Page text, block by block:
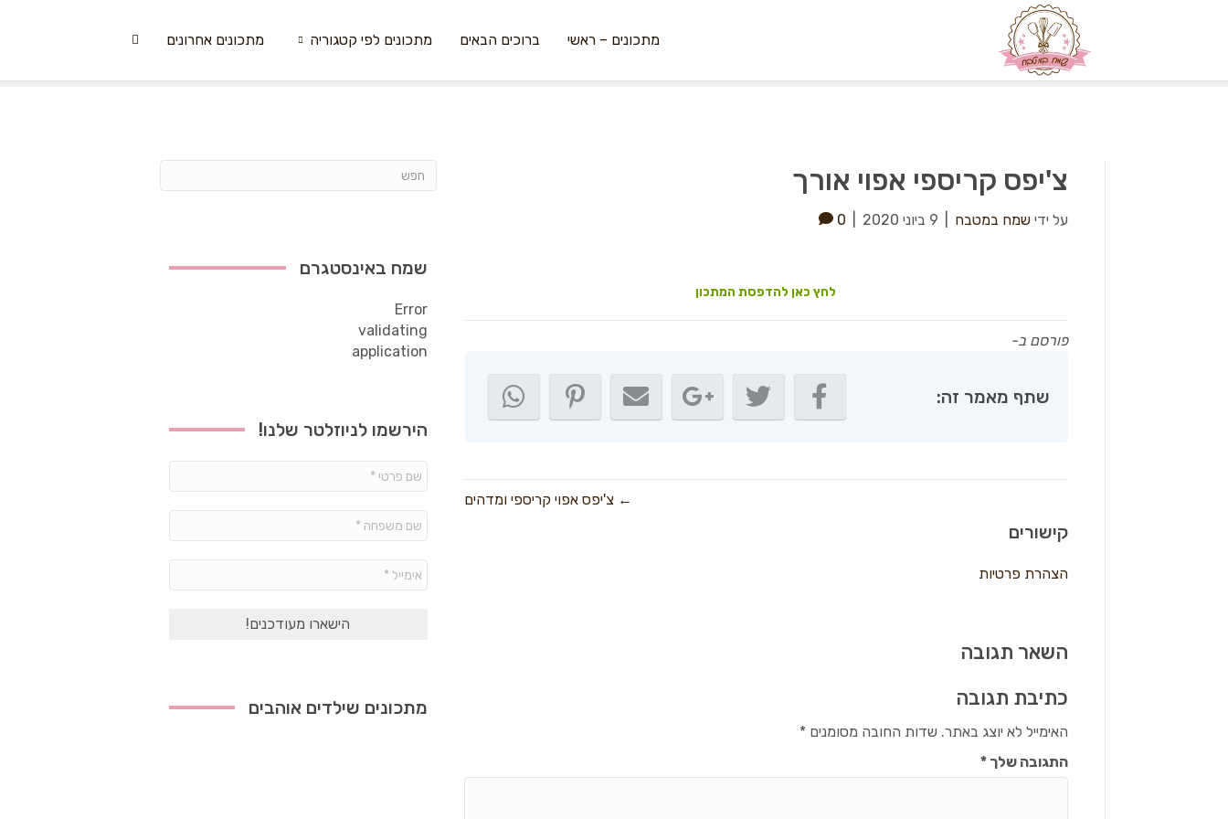
מתכונים – ראשי ברוכים הבאים מתכונים לפי קטגוריה מתכונים אחרונים
צ'יפס קריספי אפוי אורך
על ידי שמח במטבח 9 ביוני 2020 0
לחץ כאן להדפסת המתכון
פורסם ב-
שתף מאמר זה:
← צ'יפס אפוי קריספי ומדהים
קישורים
הצהרת פרטיות
השאר תגובה
כתיבת תגובה
האימייל לא יוצג באתר. שדות החובה מסומנים*
התגובה שלך*
שמח באינסטגרם
Error
validating
application
הירשמו לניוזלטר שלנו!
פרטי
משפחה
*
מתכונים שילדים אוהבים